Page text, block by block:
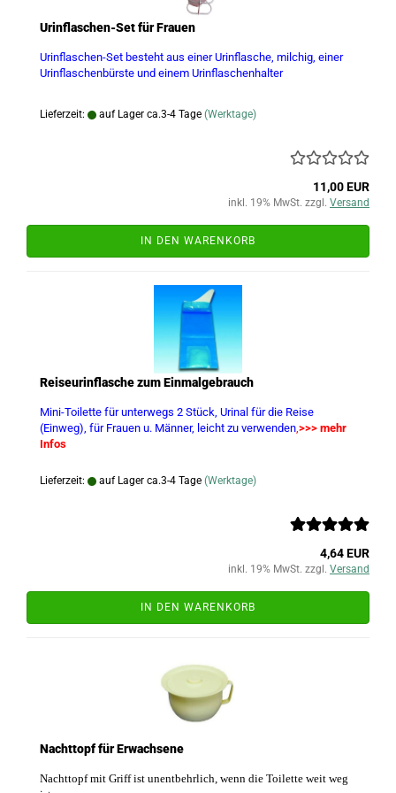
Urinflaschen-Set für Frauen
Urinflaschen-Set besteht aus einer Urinflasche, milchig, einer
Urinflaschenbürste und einem Urinflaschenhalter
Lieferzeit: auf Lager ca.3-4 Tage (Werktage)
11,00 EUR
inkl. 19% MwSt. zzgl. Versand
IN DEN WARENKORB
Reiseurinflasche zum Einmalgebrauch
Mini-Toilette für unterwegs 2 Stück, Urinal für die Reise
(Einweg), für Frauen u. Männer, leicht zu verwenden,>>> mehr
Infos
Lieferzeit: auf Lager ca.3-4 Tage (Werktage)
4,64 EUR
inkl. 19% MwSt. zzgl. Versand
IN DEN WARENKORB
Nachttopf für Erwachsene
Nachttopf mit Griff ist unentbehrlich, wenn die Toilette weit weg